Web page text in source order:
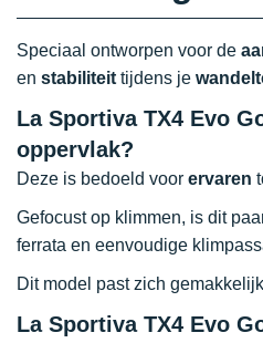
Speciaal ontworpen voor de
en stabiliteit tijdens je
La Sportiva TX4 Evo
oppervlak?
Deze is bedoeld voor ervaren
Gefocust op klimmen, is dit
ferrata en eenvoudige
Dit model past zich
La Sportiva TX4 Evo